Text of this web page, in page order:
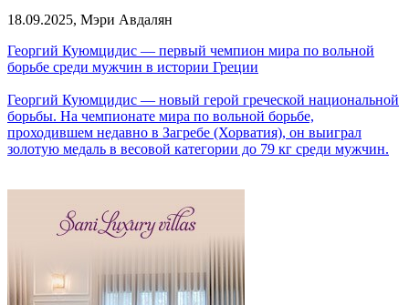
18.09.2025, Мэри Авдалян
Георгий Куюмцидис — первый чемпион мира по вольной
борьбе среди мужчин в истории Греции
Георгий Куюмцидис — новый герой греческой национальной
борьбы. На чемпионате мира по вольной борьбе,
проходившем недавно в Загребе (Хорватия), он выиграл
золотую медаль в весовой категории до 79 кг среди мужчин.